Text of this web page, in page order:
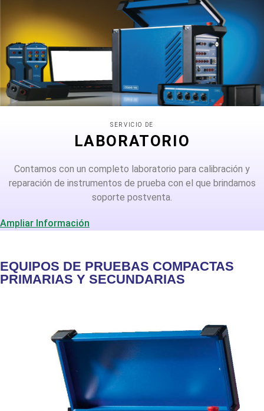
SERVICIO DE
LABORATORIO
Contamos con un completo laboratorio para calibración y
reparación de instrumentos de prueba con el que brindamos
soporte postventa.
Ampliar Información
EQUIPOS DE PRUEBAS COMPACTAS
PRIMARIAS Y SECUNDARIAS